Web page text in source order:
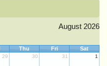
August 2026
Thu Fri Sat
29 30 31 1